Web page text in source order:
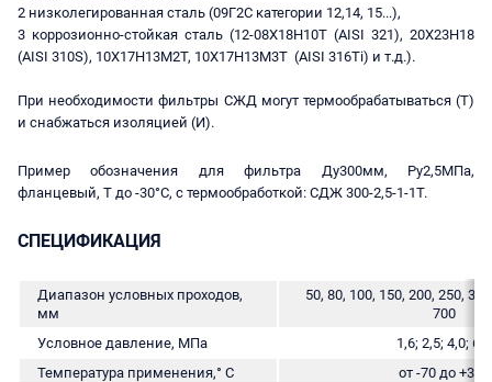
2 низколегированная сталь (09Г2С категории 12,14, 15...),
3 коррозионно-стойкая сталь (12-08Х18Н10Т (AISI 321), 20X23H18
(AISI 310S), 10Х17Н13М2Т, 10Х17Н13М3Т (AISI 316Тi) и т.д.).
При необходимости фильтры СЖД могут термообрабатываться (Т)
и снабжаться изоляцией (И).
Пример обозначения для фильтра Ду300мм, Ру2,5МПа,
фланцевый, Т до -30°С, с термообработкой: СДЖ 300-2,5-1-1Т.
СПЕЦИФИКАЦИЯ
Диапазон условных проходов,
мм
50, 80, 100, 150, 200, 250,
700
Условное давление, МПа
1,6; 2,5; 4,0; 6,3
Температура применения,° С
от -70 до +300